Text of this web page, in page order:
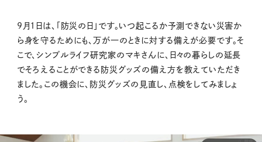
9月1日は、「防災の日」です。いつ起こるか予測できない災害か
ら身を守るためにも、万が一のときに対する備えが必要です。そ
こで、シンプルライフ研究家のマキさんに、日々の暮らしの延長
でそろえることができる防災グッズの備え方を教えていただき
ました。この機会に、防災グッズの見直し、点検をしてみましょ
う。